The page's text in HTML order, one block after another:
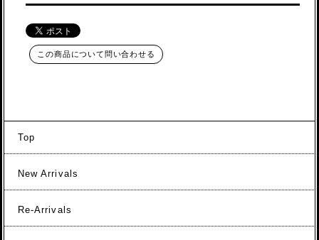
この商品について問い合わせる
Top
New Arrivals
Re-Arrivals